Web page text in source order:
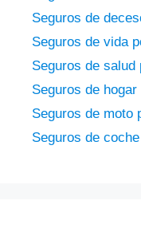
Seguros de
Seguros de vida
Seguros de
Seguros de
Seguros de moto
Seguros de